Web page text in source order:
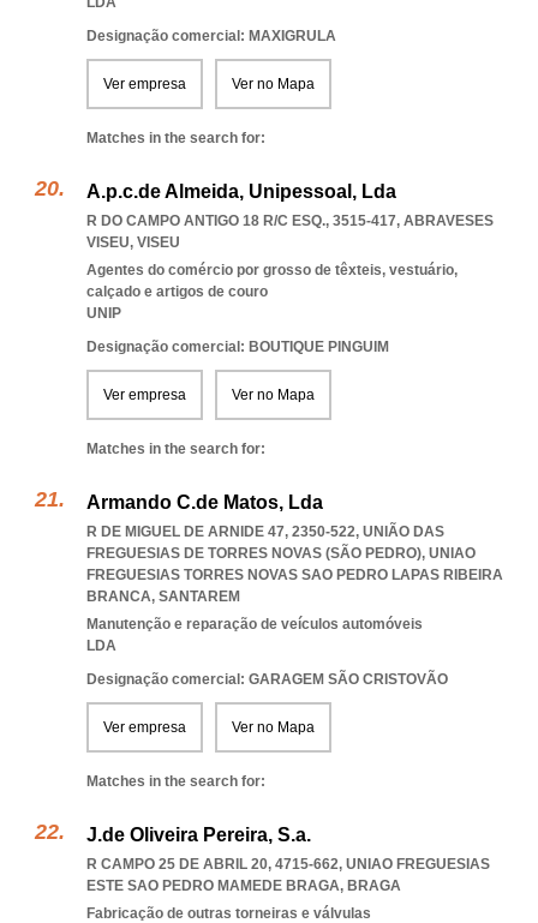
Designação comercial: MAXIGRULA
Ver empresa Ver no Mapa
Matches in the search for:
A.p.c.de Almeida, Unipessoal, Lda
R DO CAMPO ANTIGO 18 R/C ESQ., 3515-417, ABRAVESES
VISEU, VISEU
Agentes do comércio por grosso de têxteis, vestuário,
calçado e artigos de couro
UNIP
Designação comercial: BOUTIQUE PINGUIM
Ver empresa Ver no Mapa
Matches in the search for:
Armando C.de Matos, Lda
R DE MIGUEL DE ARNIDE 47, 2350-522, UNIÃO DAS
FREGUESIAS DE TORRES NOVAS (SÃO PEDRO), UNIAO
FREGUESIAS TORRES NOVAS SAO PEDRO LAPAS RIBEIRA
BRANCA, SANTAREM
Manutenção e reparação de veículos automóveis
LDA
Designação comercial: GARAGEM SÃO CRISTOVÃO
Ver empresa Ver no Mapa
Matches in the search for:
J.de Oliveira Pereira, S.a.
R CAMPO 25 DE ABRIL 20, 4715-662, UNIAO FREGUESIAS
ESTE SAO PEDRO MAMEDE BRAGA, BRAGA
Fabricação de outras torneiras e válvulas